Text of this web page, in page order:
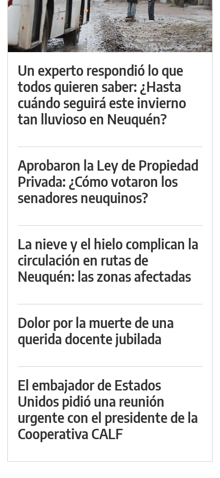
Un experto respondió lo que
todos quieren saber: ¿Hasta
cuándo seguirá este invierno
tan lluvioso en Neuquén?
Aprobaron la Ley de Propiedad
Privada: ¿Cómo votaron los
senadores neuquinos?
La nieve y el hielo complican la
circulación en rutas de
Neuquén: las zonas afectadas
Dolor por la muerte de una
querida docente jubilada
El embajador de Estados
Unidos pidió una reunión
urgente con el presidente de la
Cooperativa CALF